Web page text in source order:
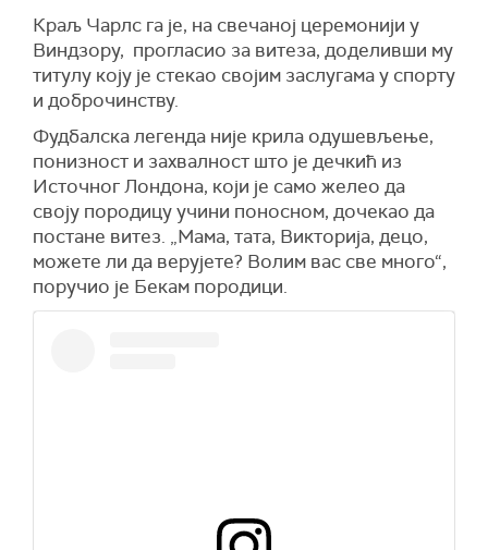
Краљ Чарлс га је, на свечаној церемонији у
Виндзору, прогласио за витеза, доделивши му
титулу коју је стекао својим заслугама у спорту
и доброчинству.
Фудбалска легенда није крила одушевљење,
понизност и захвалност што је дечкић из
Источног Лондона, који је само желео да
своју породицу учини поносном, дочекао да
постане витез. „Мама, тата, Викторија, децо,
можете ли да верујете? Волим вас све много“,
поручио је Бекам породици.